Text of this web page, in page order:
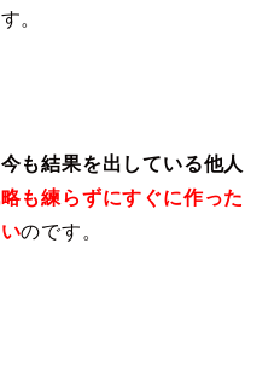
。
今も結果を出している他人
も練らずにすぐに作った
のです。